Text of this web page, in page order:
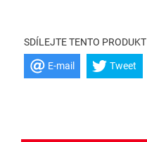
SDÍLEJTE TENTO PRODUKT
E-mail Tweet